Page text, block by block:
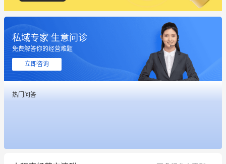
私域专家 生意问诊
免费解答你的经营难题
立即咨询
热门问答
用有赞就能在微信、小红书同时经营了